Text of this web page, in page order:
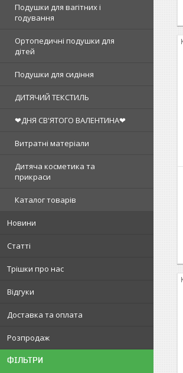
Подушки для вагітних і
годування
Ортопедичні подушки для
дітей
Подушки для сидіння
ДИТЯЧИЙ ТЕКСТИЛЬ
❤ДНЯ СВ'ЯТОГО ВАЛЕНТИНА❤
Витратні матеріали
Дитяча косметика та
прикраси
Каталог товарів
Новини
Статті
Трішки про нас
Відгуки
Доставка та оплата
Розпродаж
ФІЛЬТРИ